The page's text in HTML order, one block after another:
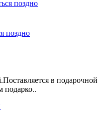
поздно
в подарочной
подарко..